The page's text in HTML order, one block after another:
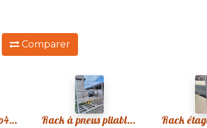
Comparer
Rack galva 500xp40xh200cm Rack à pneus pliable R01